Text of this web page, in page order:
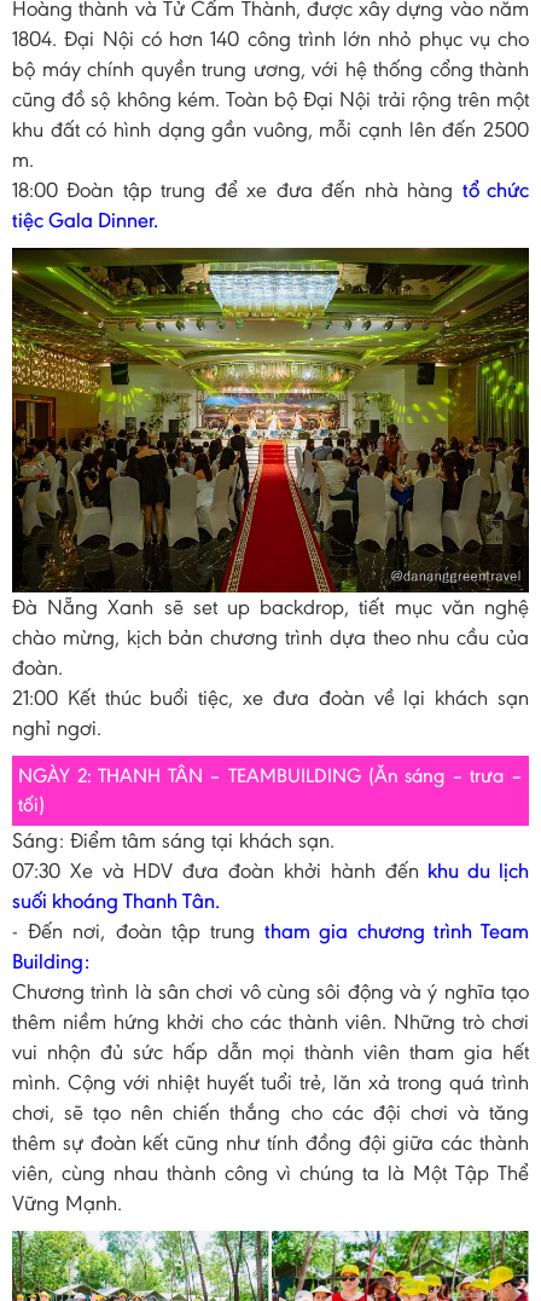
Hoàng thành và Tử Cấm Thành, được xây dựng vào năm
1804. Đại Nội có hơn 140 công trình lớn nhỏ phục vụ cho
bộ máy chính quyền trung ương, với hệ thống cổng thành
cũng đồ sộ không kém. Toàn bộ Đại Nội trải rộng trên một
khu đất có hình dạng gần vuông, mỗi cạnh lên đến 2500
m.
18:00 Đoàn tập trung để xe đưa đến nhà hàng tổ chức
tiệc Gala Dinner.
Đà Nẵng Xanh sẽ set up backdrop, tiết mục văn nghệ
chào mừng, kịch bản chương trình dựa theo nhu cầu của
đoàn.
21:00 Kết thúc buổi tiệc, xe đưa đoàn về lại khách sạn
nghỉ ngơi.
NGÀY 2: THANH TÂN – TEAMBUILDING (Ăn sáng – trưa –
tối)
Sáng: Điểm tâm sáng tại khách sạn.
07:30 Xe và HDV đưa đoàn khởi hành đến khu du lịch
suối khoáng Thanh Tân.
- Đến nơi, đoàn tập trungtham gia chương trình Team
Building:
Chương trình là sân chơi vô cùng sôi động và ý nghĩa tạo
thêm niềm hứng khởi cho các thành viên. Những trò chơi
vui nhộn đủ sức hấp dẫn mọi thành viên tham gia hết
mình. Cộng với nhiệt huyết tuổi trẻ, lăn xả trong quá trình
chơi, sẽ tạo nên chiến thắng cho các đội chơi và tăng
thêm sự đoàn kết cũng như tính đồng đội giữa các thành
viên, cùng nhau thành công vì chúng ta là Một Tập Thể
Vững Mạnh.